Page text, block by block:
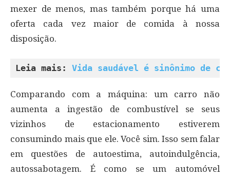
mexer de menos, mas também porque há uma
oferta cada vez maior de comida à nossa
disposição.
Leia mais: Vida saudável é sinônimo de
Comparando com a máquina: um carro não
aumenta a ingestão de combustível se seus
vizinhos de estacionamento estiverem
consumindo mais que ele. Você sim. Isso sem falar
em questões de autoestima, autoindulgência,
autossabotagem. É como se um automóvel